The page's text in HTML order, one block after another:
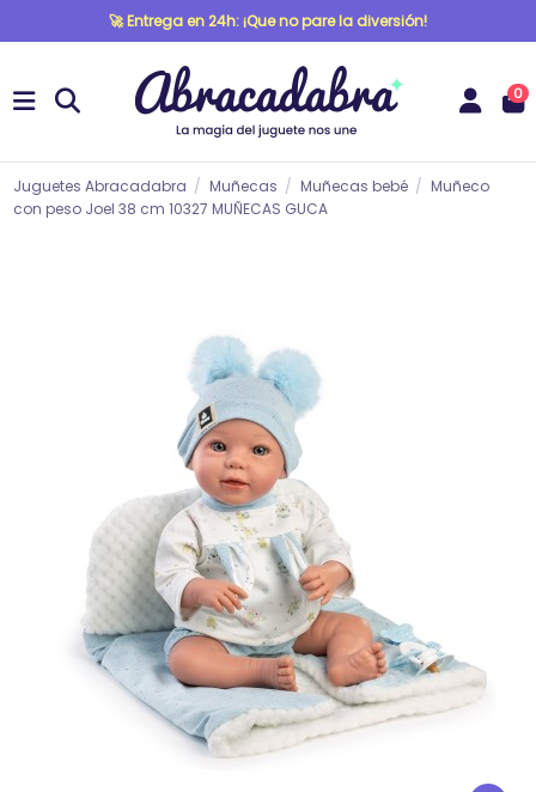
🚀 Entrega en 24h: ¡Que no pare la diversión!
0
Juguetes Abracadabra Muñecas Muñecas bebé
Muñeco
con peso Joel 38 cm 10327 MUÑECAS GUCA